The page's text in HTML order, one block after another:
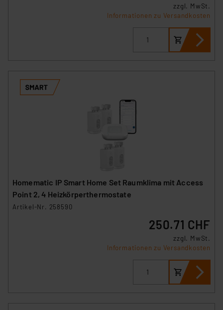
zzgl. MwSt.
Informationen zu Versandkosten
Homematic IP Smart Home Set Raumklima mit Access
Point 2, 4 Heizkörperthermostate
Artikel-Nr. 258590
250.71 CHF
zzgl. MwSt.
Informationen zu Versandkosten